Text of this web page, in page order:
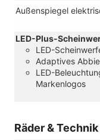
Außenspiegel
LED-Plus-
LED-
Adaptives
LED-
Markenlogos
Räder & Technik